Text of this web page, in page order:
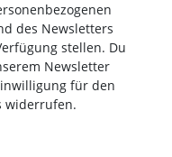
des Newsletters
stellen. Du
Newsletter
für den
widerrufen.